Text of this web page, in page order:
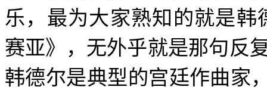
乐，最为大家熟知的就是韩
赛亚》，无外乎就是那句反
韩德尔是典型的宫廷作曲家